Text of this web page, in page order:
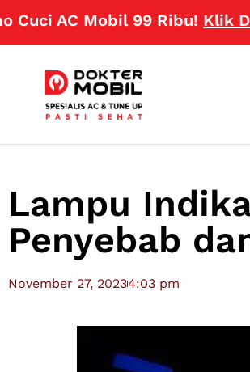
Mobil 99 Ribu!Klik Disini
Lampu
Penyebab
November 27, 20234:03 pm